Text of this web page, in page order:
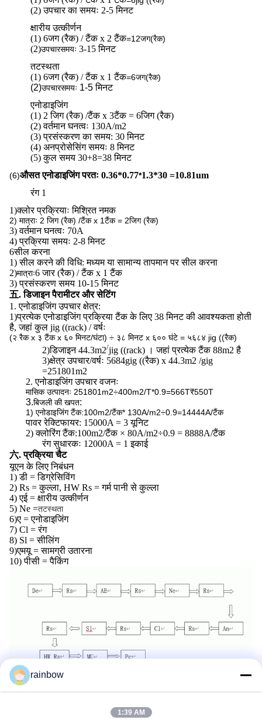
(2) उपचार का समयः 2-5 मिनट
क्षारीय उत्कीर्णन
(1) 6जग (रैक) / टैंक x 2 टैंक=12जग(रैक)
(2)उपचारसमयः 3-15 मिनट
तटस्थता
(1) 6जग (रैक) / टैंक x 1 टैंक=6जग(रैक)
(2)उपचारसमयः 1-5 मिनट
एनोडाइजिंग
(1) 2 जिग (रैक) /टैंक x 3टैंक = 6जिग (रैक)
(2) वर्तमान घनत्वः 130A/m2
(3) प्रसंस्करण का समय: 30 मिनट
(4) अनप्रोसेसिंग समयः 8 मिनट
(5) कुल समय 30+8=38 मिनट
(6)औसत एनोडाइजिंग परतः 0.36*0.77*1.3*30 =10.81um
रंग 1
1)क्लोर प्रक्रियाः मिश्रित नमक
2) मात्राः 2 जिग (रैक) /टैंक x 1टैंक = 2जिग (रैक)
3) वर्तमान घनत्वः 70A
4) प्रक्रिया समयः 2-8 मिनट
6सील करना
1) सील करने की विधि: मध्यम या सामान्य तापमान पर सील करना
2)मात्राः6 जार (रैक) / टैंक x 1 टैंक
3) प्रसंस्करण समय 10-15 मिनट
五. डिजाइन पैरामीटर और सेटिंग
1. एनोडाइजिंग उपचार क्षेत्र:
1)प्रत्येक एनोडाइजिंग प्रक्रिया टैंक के लिए 38 मिनट की आवश्यकता होती
है, जहां कुल jig ((rack) / वर्षः
(२ रैक x ३ टैंक x ६० मिनट/घंटा) ÷ ३८ मिनट x ६०० घंटे = ५६८४ jig ((रैक)
2)डिजाइन 44.3m2/jig ((rack) । जहां प्रत्येक टैंक 88m2 है
3)क्षेत्र उपचार/वर्षः 5684gig ((रैक) x 44.3m2 /gig
=251801m2
2. एनोडाइजिंग उपचार वजनः
मासिक उत्पादनः 251801m2÷400m2/T*0.9=566T₹550T
3.बिजली की खपत:
1) एनोडाइजिंग टैंक:100m2/टैंक* 130A/m2÷0.9=14444A/टैंक
पावर रेक्टिफायर: 15000A = 3 यूनिट
2) क्लोरिंग टैंक:100m2/टैंक × 80A/m2÷0.9 = 8888A/टैंक
रंग सुधारकः 12000A = 1 इकाई
六. प्रक्रिया चैट
यूएन के लिए निबंधन
1) डी = डिग्रेसिविंग
2) Rs = कुल्ला, HW Rs = गर्म पानी से कुल्ला
4) एई = क्षारीय उत्कीर्णन
5) Ne =तटस्थता
6)ए = एनोडाइजिंग
7) Cl = रंग
8) Sl = सीलिंग
9)एमयू = सामग्री उतारना
10) पीसी = पैकिंग
टैग: स्वचालित एनोडाइजिंग लाइन
एल्यूमीनियम एनोडाइजिंग उपकरण
rainbow
1:39 AM